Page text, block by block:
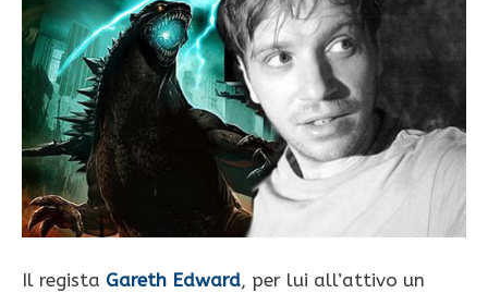
Il regista Gareth Edward, per lui all’attivo un